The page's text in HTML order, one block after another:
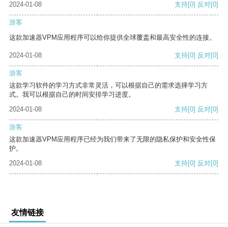
2024-01-08 支持[0] 反对[0]
游客
这款加速器VPM应用程序可以给你提供全球覆盖和最高安全性的连接。
2024-01-08 支持[0] 反对[0]
游客
这款学习软件的学习方式非常灵活，可以根据自己的需求选择学习方
式。我可以根据自己的时间安排学习进度。
2024-01-08
支持[0] 反对[0]
游客
这款加速器VPM应用程序已经为我们带来了无限的隐私保护和安全性保
护。
2024-01-08
支持[0] 反对[0]
友情链接